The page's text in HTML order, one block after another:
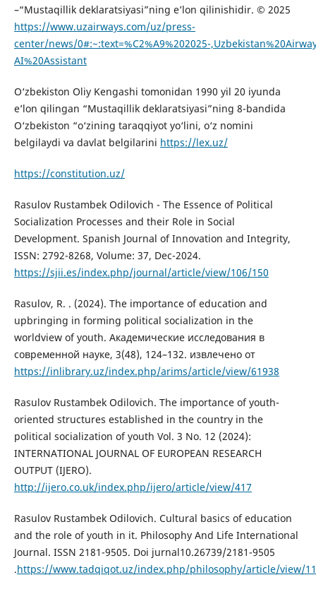
–“Mustaqillik deklaratsiyasi”ning e’lon qilinishidir. © 2025
https://www.uzairways.com/uz/press-
center/news/0#:~:text=%C2%A9%202025-
AI%20Assistant
O‘zbekiston Oliy Kengashi tomonidan 1990 yil 20 iyunda
e’lon qilingan “Mustaqillik deklaratsiyasi”ning 8-bandida
O‘zbekiston “o‘zining taraqqiyot yo‘lini, o‘z nomini
belgilaydi va davlat belgilarini https://lex.uz/
https://constitution.uz/
Rasulov Rustambek Odilovich - The Essence of Political
Socialization Processes and their Role in Social
Development. Spanish Journal of Innovation and Integrity,
ISSN: 2792-8268, Volume: 37, Dec-2024.
https://sjii.es/index.php/journal/article/view/106/150
Rasulov, R. . (2024). The importance of education and
upbringing in forming political socialization in the
worldview of youth. Академические исследования в
современной науке, 3(48), 124–132. извлечено от
https://inlibrary.uz/index.php/arims/article/view/61938
Rasulov Rustambek Odilovich. The importance of youth-
oriented structures established in the country in the
political socialization of youth Vol. 3 No. 12 (2024):
INTERNATIONAL JOURNAL OF EUROPEAN RESEARCH
OUTPUT (IJERO).
http://ijero.co.uk/index.php/ijero/article/view/417
Rasulov Rustambek Odilovich. Cultural basics of education
and the role of youth in it. Philosophy And Life International
Journal. ISSN 2181-9505. Doi jurnal10.26739/2181-9505
.https://www.tadqiqot.uz/index.php/philosophy/article/view/